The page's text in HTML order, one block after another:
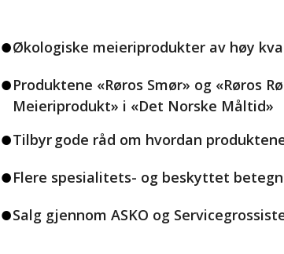
Økologiske meieriprodukter av høy
Produktene «Røros Smør» og «Røros
Meieriprodukt» i «Det Norske Måltid»
Tilbyr gode råd om hvordan
Flere spesialitets- og beskyttet
Salg gjennom ASKO og